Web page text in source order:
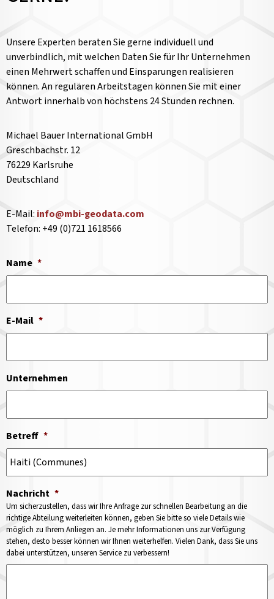
Unsere Experten beraten Sie gerne individuell und
unverbindlich, mit welchen Daten Sie für Ihr Unternehmen
einen Mehrwert schaffen und Einsparungen realisieren
können. An regulären Arbeitstagen können Sie mit einer
Antwort innerhalb von höchstens 24 Stunden rechnen.
Michael Bauer International GmbH
Greschbachstr. 12
76229 Karlsruhe
Deutschland
E-Mail: info@mbi-geodata.com
Telefon: +49 (0)721 1618566
Name *
E-Mail *
Unternehmen
Betreff *
Nachricht *
Um sicherzustellen, dass wir Ihre Anfrage zur schnellen Bearbeitung an die
richtige Abteilung weiterleiten können, geben Sie bitte so viele Details wie
möglich zu Ihrem Anliegen an. Je mehr Informationen uns zur Verfügung
stehen, desto besser können wir Ihnen weiterhelfen. Vielen Dank, dass Sie uns
dabei unterstützen, unseren Service zu verbessern!